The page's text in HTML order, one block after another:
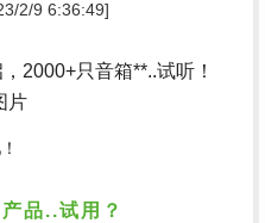
2/9 6:36:49]
2000+只音箱**..试听！
品..试用？